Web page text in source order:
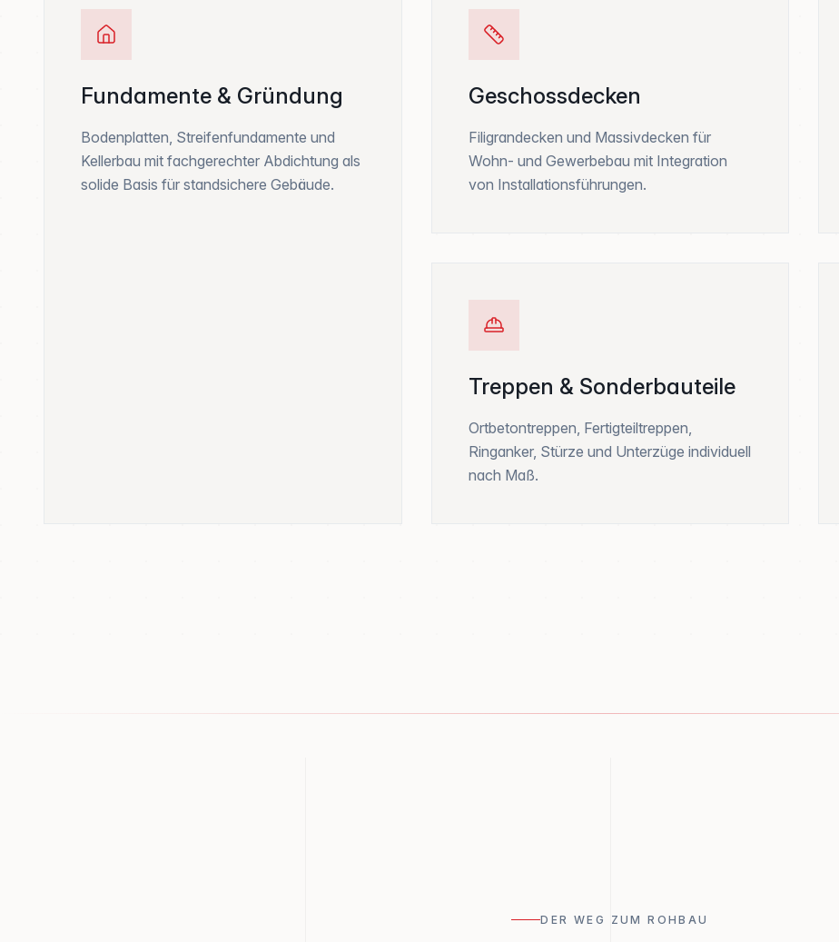
Fundamente & Gründung
Bodenplatten, Streifenfundamente und
Kellerbau mit fachgerechter Abdichtung als
solide Basis für standsichere Gebäude.
Geschossdecken
Filigrandecken und Massivdecken für
Wohn- und Gewerbebau mit Integration
von Installationsführungen.
Treppen & Sonderbauteile
Ortbetontreppen, Fertigteiltreppen,
Ringanker, Stürze und Unterzüge individuell
nach Maß.
DER WEG ZUM ROHBAU